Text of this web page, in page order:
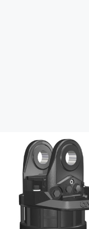
AJOUTER AU
DÉTAILS